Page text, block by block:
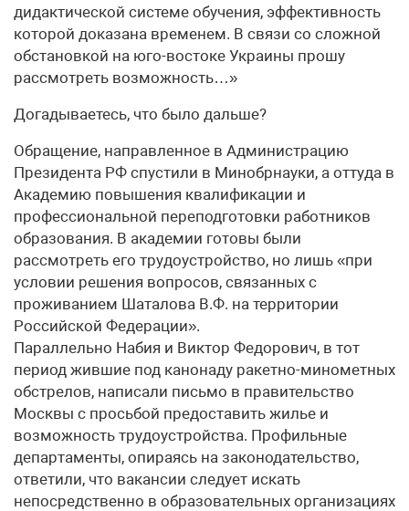
дидактической системе обучения, эффективность
которой доказана временем. В связи со сложной
обстановкой на юго-востоке Украины прошу
рассмотреть возможность…»
Догадываетесь, что было дальше?
Обращение, направленное в Администрацию
Президента РФ спустили в Минобрнауки, а оттуда в
Академию повышения квалификации и
профессиональной переподготовки работников
образования. В академии готовы были
рассмотреть его трудоустройство, но лишь «при
условии решения вопросов, связанных с
проживанием Шаталова В.Ф. на территории
Российской Федерации».
Параллельно Набия и Виктор Федорович, в тот
период жившие под канонаду ракетно-минометных
обстрелов, написали письмо в правительство
Москвы с просьбой предоставить жилье и
возможность трудоустройства. Профильные
департаменты, опираясь на законодательство,
ответили, что вакансии следует искать
непосредственно в образовательных организациях